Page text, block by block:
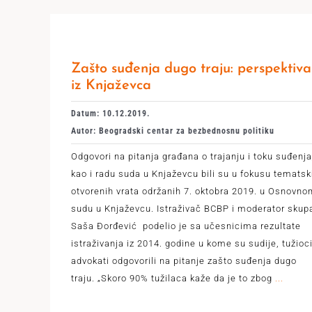
Zašto suđenja dugo traju: perspektiva
iz Knjaževca
Datum: 10.12.2019.
Autor: Beogradski centar za bezbednosnu politiku
Odgovori na pitanja građana o trajanju i toku suđenja,
kao i radu suda u Knjaževcu bili su u fokusu
otvorenih vrata održanih 7. oktobra 2019. u
sudu u Knjaževcu. Istraživač BCBP i moderator
Saša Đorđević podelio je sa učesnicima rezultate
istraživanja iz 2014. godine u kome su sudije,
advokati odgovorili na pitanje zašto suđenja dugo
traju. „Skoro 90% tužilaca kaže da je to zbog